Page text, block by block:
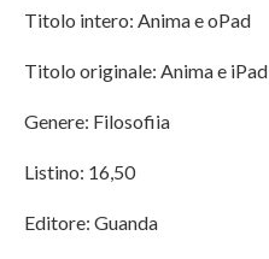
Titolo intero: Anima e oPad
Titolo originale: Anima e iPad
Genere: Filosofiia
Listino: 16,50
Editore: Guanda